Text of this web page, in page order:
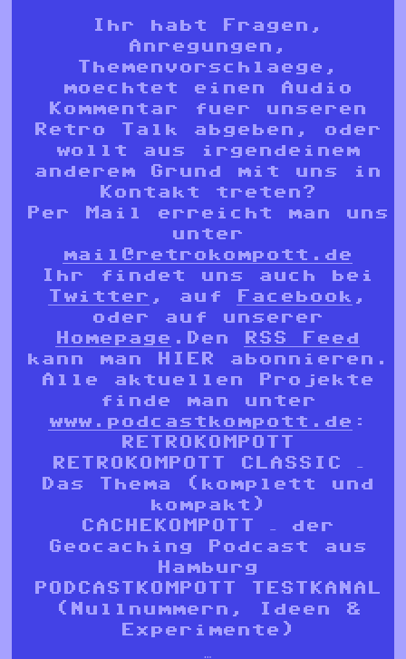
Ihr habt Fragen,
Anregungen,
Themenvorschlaege,
moechtet einen Audio
Kommentar fuer unseren
Retro Talk abgeben, oder
wollt aus irgendeinem
anderem Grund mit uns in
Kontakt treten?
Per Mail erreicht man uns
unter
mail@retrokompott.de
Ihr findet uns auch bei
Twitter , auf Facebook ,
oder auf unserer
Homepage .Den
RSS Feed
kann man HIER abonnieren.
Alle aktuellen Projekte
finde man unter
www.podcastkompott.de :
RETROKOMPOTT
RETROKOMPOTT CLASSIC –
Das Thema (komplett und
kompakt)
CACHEKOMPOTT – der
Geocaching Podcast aus
Hamburg
PODCASTKOMPOTT TESTKANAL
(Nullnummern, Ideen &
Experimente)